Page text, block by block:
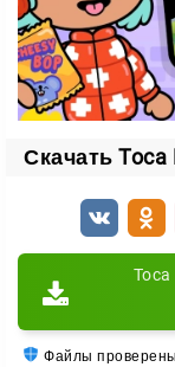
Локации в
Каждое место
супермаркет;
уличное
театр;
Скачать Toca
Файлы